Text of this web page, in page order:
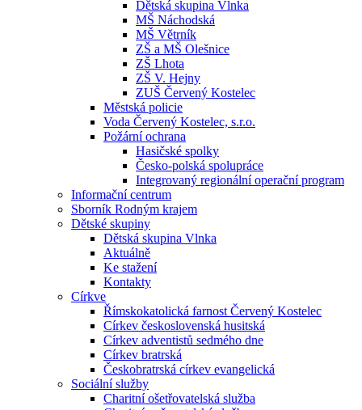
Dětská skupina Vlnka
MŠ Náchodská
MŠ Větrník
ZŠ a MŠ Olešnice
ZŠ Lhota
ZŠ V. Hejny
ZUŠ Červený Kostelec
Městská policie
Voda Červený Kostelec, s.r.o.
Požární ochrana
Hasičské spolky
Česko-polská spolupráce
Integrovaný regionální operační program
Informační centrum
Sborník Rodným krajem
Dětské skupiny
Dětská skupina Vlnka
Aktuálně
Ke stažení
Kontakty
Církve
Římskokatolická farnost Červený Kostelec
Církev československá husitská
Církev adventistů sedmého dne
Církev bratrská
Českobratrská církev evangelická
Sociální služby
Charitní ošetřovatelská služba